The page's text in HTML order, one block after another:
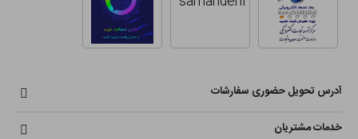
آدرس تحویل حضوری سفارشات
خدمات مشتریان